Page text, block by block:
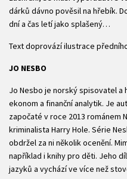
dárků dávno pověsil na hřebík.
dní a čas letí jako splašený…
Text doprovází ilustrace
JO NESBO
Jo Nesbo je norský spisovatel a
ekonom a finanční analytik. Je
započaté v roce 2013 románem
kriminalista Harry Hole. Série
obdržel za ni několik ocenění.
například i knihy pro děti. Jeho
jazyků a vychází ve více než